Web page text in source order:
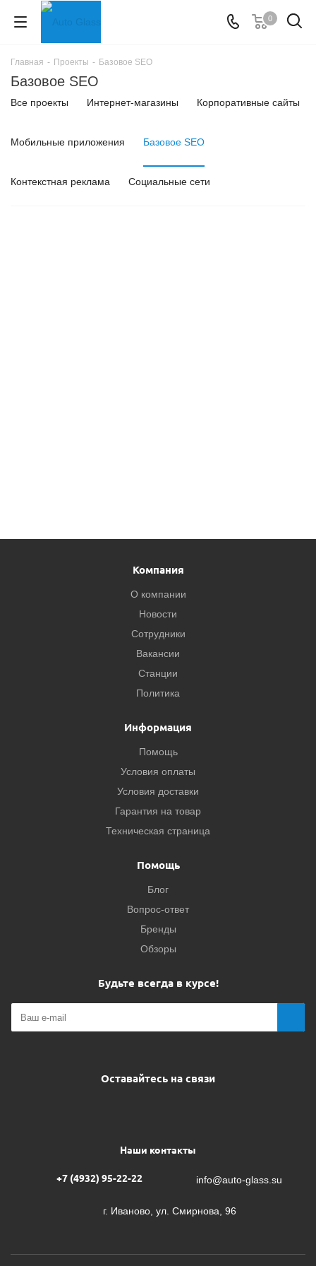
0
Главная - Проекты - Базовое SEO
Базовое SEO
Все проекты Интернет-магазины Корпоративные сайты
Мобильные приложения Базовое SEO
Контекстная реклама Социальные сети
Компания
О компании
Новости
Сотрудники
Вакансии
Станции
Политика
Информация
Помощь
Условия оплаты
Условия доставки
Гарантия на товар
Техническая страница
Помощь
Блог
Вопрос-ответ
Бренды
Обзоры
Будьте всегда в курсе!
Оставайтесь на связи
Наши контакты
+7 (4932) 95-22-22 info@auto-glass.su
г. Иваново, ул. Смирнова, 96